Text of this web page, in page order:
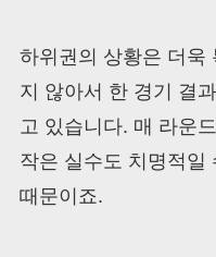
하위권의 상황은 더욱
지 않아서 한 경기 결
고 있습니다. 매 라운
작은 실수도 치명적일
때문이죠.